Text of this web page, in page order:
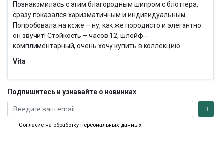
Познакомилась с этим благородным шипром с блоттера,
сразу показался харизматичным и индивидуальным.
Попробовала на коже – ну, как же породисто и элегантно
он звучит! Стойкость – часов 12, шлейф -
комплиментарный, очень хочу купить в коллекцию
Vita
Подпишитесь и узнавайте о новинках
Согласие на обработку персональных данных